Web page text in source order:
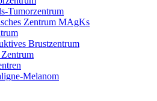
Tumorzentrum
Zentrum MAgKs
Brustzentrum
Melanom